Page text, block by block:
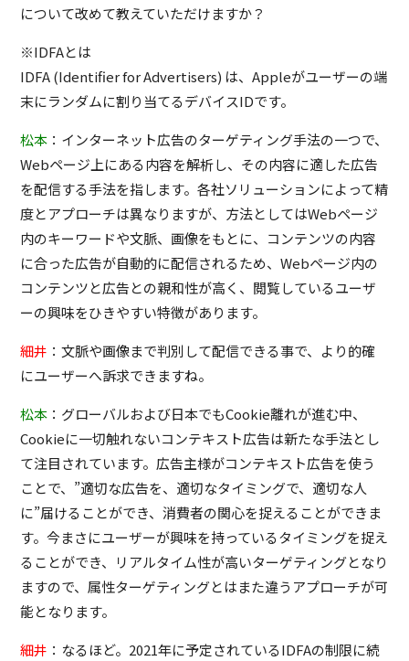
について改めて教えていただけますか？
※IDFAとは
IDFA (Identifier for Advertisers) は、Appleがユーザーの端
末にランダムに割り当てるデバイスIDです。
松本 ：インターネット広告のターゲティング手法の一つで、
Webページ上にある内容を解析し、その内容に適した広告
を配信する手法を指します。各社ソリューションによって精
度とアプローチは異なりますが、方法としてはWebページ
内のキーワードや文脈、画像をもとに、コンテンツの内容
に合った広告が自動的に配信されるため、Webページ内の
コンテンツと広告との親和性が高く、閲覧しているユーザ
ーの興味をひきやすい特徴があります。
細井 ：文脈や画像まで判別して配信できる事で、より的確
にユーザーへ訴求できますね。
松本 ：グローバルおよび日本でもCookie離れが進む中、
Cookieに一切触れないコンテキスト広告は新たな手法とし
て注目されています。広告主様がコンテキスト広告を使う
ことで、”適切な広告を、適切なタイミングで、適切な人
に”届けることができ、消費者の関心を捉えることができま
す。今まさにユーザーが興味を持っているタイミングを捉え
ることができ、リアルタイム性が高いターゲティングとなり
ますので、属性ターゲティングとはまた違うアプローチが可
能となります。
細井 ：なるほど。2021年に予定されているIDFAの制限に続